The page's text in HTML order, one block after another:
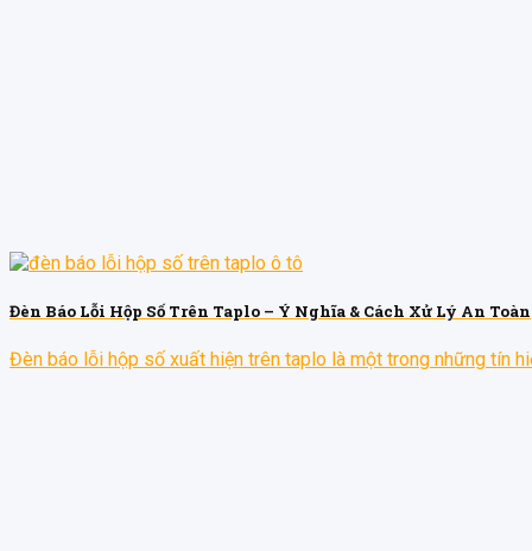
Đèn Báo Lỗi Hộp Số Trên Taplo – Ý Nghĩa & Cách Xử Lý An Toàn
Đèn báo lỗi hộp số xuất hiện trên taplo là một trong những tín